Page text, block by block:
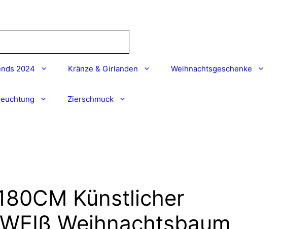
2024 Kränze & Girlanden Weihnachtsgeschenke
Zierschmuck
Künstlicher
Weihnachtsbaum